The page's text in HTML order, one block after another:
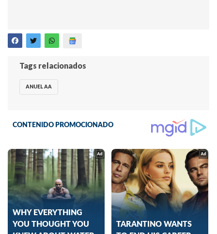
Tags relacionados
ANUEL AA